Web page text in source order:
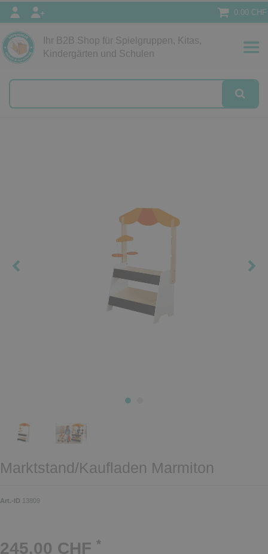
0.00 CHF
Ihr B2B Shop für Spielgruppen, Kitas,
Kindergärten und Schulen
Papeterie
Marktstand/Kaufladen Marmiton
Art.-ID 13809
245.00 CHF *